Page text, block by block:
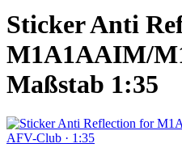
Sticker Anti
M1A1AAIM/
Maßstab 1:35